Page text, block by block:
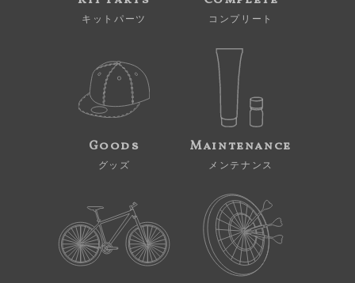
キットパーツ コンプリート
Goods
グッズ
Maintenance
メンテナンス